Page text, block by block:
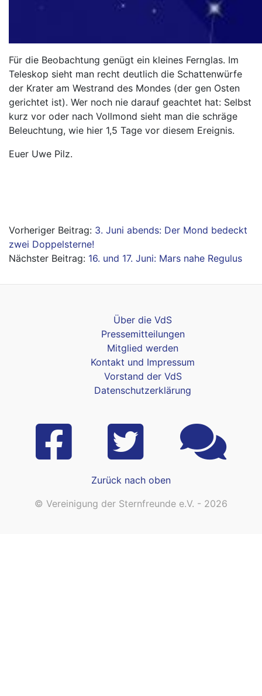
Für die Beobachtung genügt ein kleines Fernglas. Im
Teleskop sieht man recht deutlich die Schattenwürfe
der Krater am Westrand des Mondes (der gen Osten
gerichtet ist). Wer noch nie darauf geachtet hat: Selbst
kurz vor oder nach Vollmond sieht man die schräge
Beleuchtung, wie hier 1,5 Tage vor diesem Ereignis.
Euer Uwe Pilz.
Beitragsnavigation3. Juni abends: Der Mond bedeckt
zwei Doppelsterne!
16. und 17. Juni: Mars nahe Regulus
Über die VdS
Pressemitteilungen
Mitglied werden
Kontakt und Impressum
Vorstand der VdS
Datenschutzerklärung
Zurück nach oben
© Vereinigung der Sternfreunde e.V. - 2026